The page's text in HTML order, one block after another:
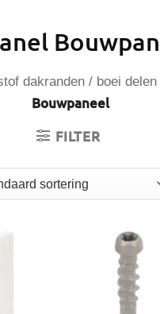
dakranden / boei delen
Bouwpaneel
FILTER